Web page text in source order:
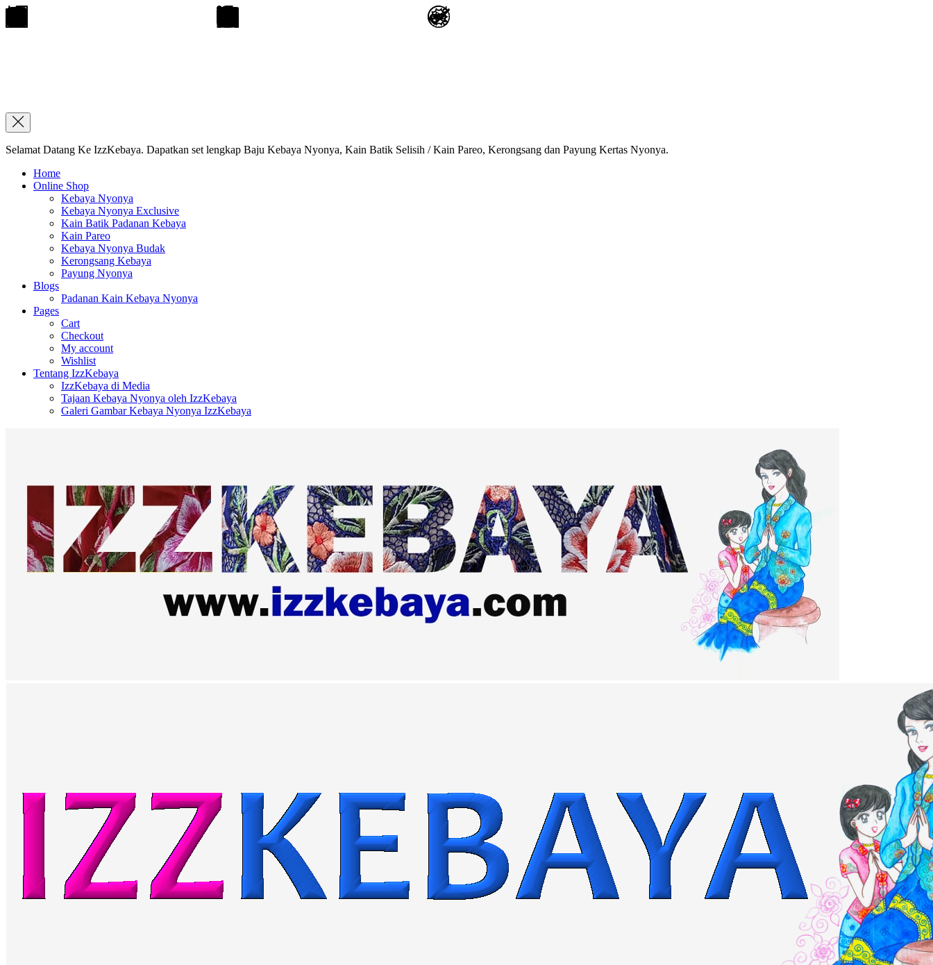
Selamat Datang Ke IzzKebaya. Dapatkan set lengkap Baju Kebaya Nyonya, Kain Batik Selisih / Kain Pareo, Kerongsang dan Payung Kertas Nyonya.
Home
Online Shop
Kebaya Nyonya
Kebaya Nyonya Exclusive
Kain Batik Padanan Kebaya
Kain Pareo
Kebaya Nyonya Budak
Kerongsang Kebaya
Payung Nyonya
Blogs
Padanan Kain Kebaya Nyonya
Pages
Cart
Checkout
My account
Wishlist
Tentang IzzKebaya
IzzKebaya di Media
Tajaan Kebaya Nyonya oleh IzzKebaya
Galeri Gambar Kebaya Nyonya IzzKebaya